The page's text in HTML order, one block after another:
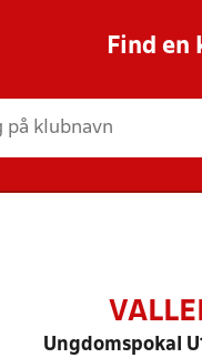
Find en
Ungdomspokal